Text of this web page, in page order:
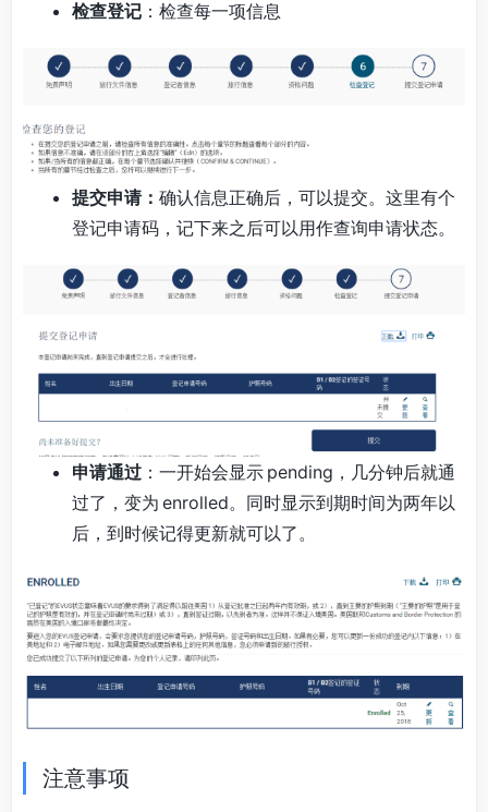
检查登记 ：检查每一项信息
提交申请： 确认信息正确后，可以提交。这里有个
登记申请码，记下来之后可以用作查询申请状态。
申请通过 ：一开始会显示 pending，几分钟后就通
过了，变为 enrolled。同时显示到期时间为两年以
后，到时候记得更新就可以了。
注意事项